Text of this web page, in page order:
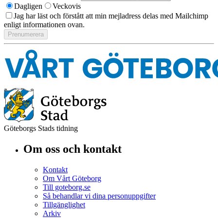
Dagligen
Veckovis
Jag har läst och förstått att min mejladress delas med Mailchimp
enligt informationen ovan.
Göteborgs Stads tidning
Om oss och kontakt
Kontakt
Om Vårt Göteborg
Till goteborg.se
Så behandlar vi dina personuppgifter
Tillgänglighet
Arkiv